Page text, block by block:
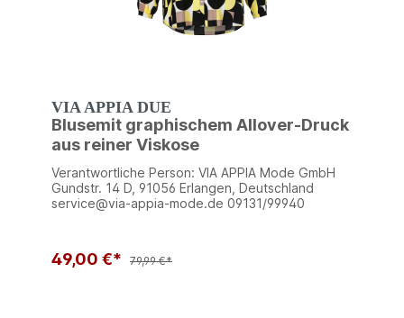
VIA APPIA DUE
Blusemit graphischem Allover-Druck
aus reiner Viskose
Verantwortliche Person: VIA APPIA Mode GmbH
Gundstr. 14 D, 91056 Erlangen, Deutschland
service@via-appia-mode.de 09131/99940
49,00 €* 79,99 €*